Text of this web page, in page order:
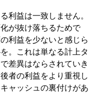
利益は一致しません。
が抜け落ちるためで
利益を少ないと感じら
。これは単なる計上タ
差異はならされていき
者の利益をより重視し
ャッシュの裏付けがあ